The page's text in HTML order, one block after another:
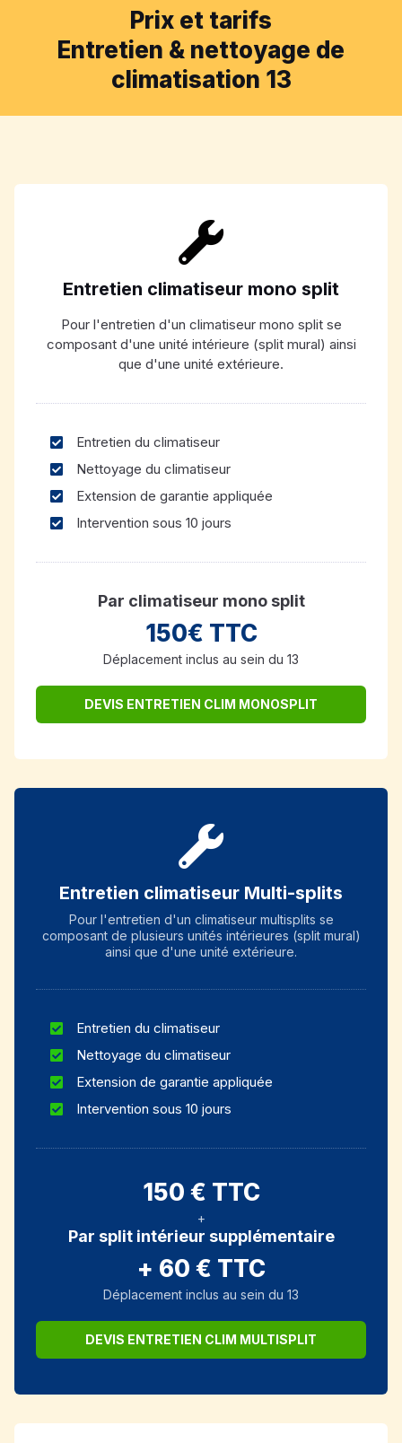
Prix et tarifs
Entretien & nettoyage de
climatisation 13
Entretien climatiseur mono split
Pour l'entretien d'un climatiseur mono split se
composant d'une unité intérieure (split mural) ainsi
que d'une unité extérieure.
Entretien du climatiseur
Nettoyage du climatiseur
Extension de garantie appliquée
Intervention sous 10 jours
Par climatiseur mono split
150€ TTC
Déplacement inclus au sein du 13
DEVIS ENTRETIEN CLIM MONOSPLIT
Entretien climatiseur Multi-splits
Pour l'entretien d'un climatiseur multisplits se
composant de plusieurs unités intérieures (split mural)
ainsi que d'une unité extérieure.
Entretien du climatiseur
Nettoyage du climatiseur
Extension de garantie appliquée
Intervention sous 10 jours
150 € TTC
+
Par split intérieur supplémentaire
+ 60 € TTC
Déplacement inclus au sein du 13
DEVIS ENTRETIEN CLIM MULTISPLIT